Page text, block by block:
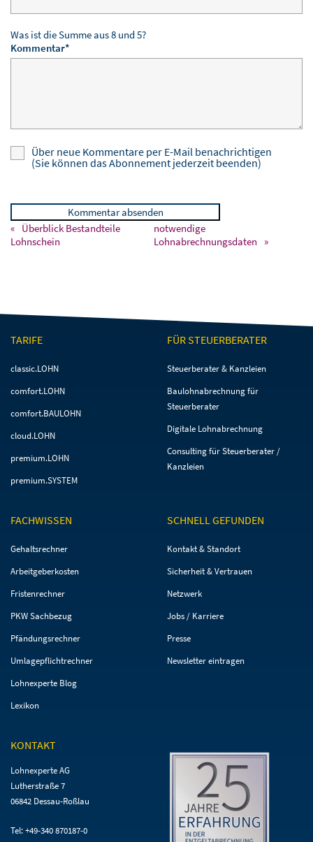
Was ist die Summe aus 8 und 5?
Pflichtfeld
Kommentar*
Über neue Kommentare per E-Mail benachrichtigen
(Sie können das Abonnement jederzeit beenden)
Kommentar absenden
Überblick Bestandteile
Lohnschein
notwendige
Lohnabrechnungsdaten
TARIFE
Navigation
classic.LOHN
comfort.LOHN
comfort.BAULOHN
cloud.LOHN
premium.LOHN
premium.SYSTEM
FÜR STEUERBERATER
Navigation
Steuerberater & Kanzleien
Baulohnabrechnung für
Steuerberater
Digitale Lohnabrechnung
Consulting für Steuerberater /
Kanzleien
FACHWISSEN
Navigation
Gehaltsrechner
Arbeitgeberkosten
Fristenrechner
PKW Sachbezug
Pfändungsrechner
Umlagepflichtrechner
Lohnexperte Blog
Lexikon
SCHNELL GEFUNDEN
Navigation
Kontakt & Standort
Sicherheit & Vertrauen
Netzwerk
Jobs / Karriere
Presse
Newsletter eintragen
KONTAKT
Lohnexperte AG
Lutherstraße 7
06842 Dessau-Roßlau
Tel: +49-340 870187-0